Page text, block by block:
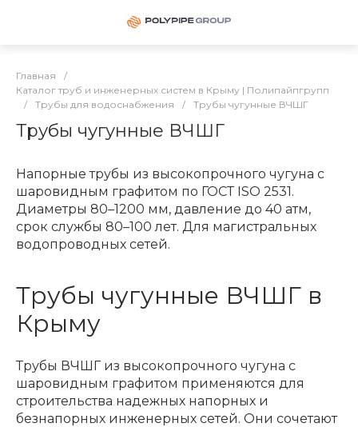
Главная
/
Каталог труб и инженерных систем в Крыму | Полипайпгрупп
/
Трубы для водоснабжения / Трубы чугунные ВЧШГ
Трубы чугунные ВЧШГ
Напорные трубы из высокопрочного чугуна с
шаровидным графитом по ГОСТ ISO 2531.
Диаметры 80–1200 мм, давление до 40 атм,
срок службы 80–100 лет. Для магистральных
водопроводных сетей.
Трубы чугунные ВЧШГ в
Крыму
Трубы ВЧШГ из высокопрочного чугуна с
шаровидным графитом применяются для
строительства надежных напорных и
безнапорных инженерных сетей. Они сочетают